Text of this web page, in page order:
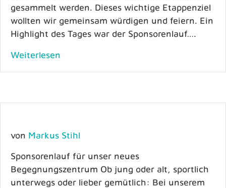
gesammelt werden. Dieses wichtige Etappenziel
wollten wir gemeinsam würdigen und feiern. Ein
Highlight des Tages war der Sponsorenlauf….
Weiterlesen
von Markus Stihl
Sponsorenlauf für unser neues
Begegnungszentrum Ob jung oder alt, sportlich
unterwegs oder lieber gemütlich: Bei unserem